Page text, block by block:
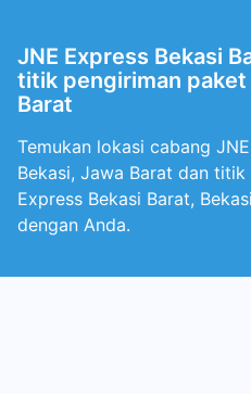
JNE Express Bekasi
titik pengiriman paket
Barat
Temukan lokasi cabang
Bekasi, Jawa Barat dan
Express Bekasi Barat,
dengan Anda.